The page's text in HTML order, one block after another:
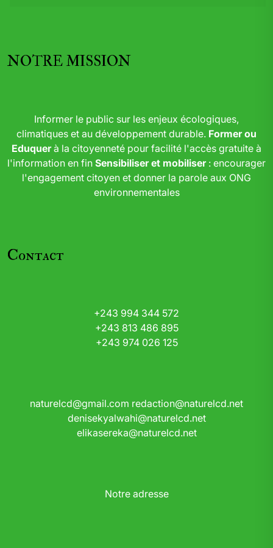
NOTRE MISSION
Informer le public sur les enjeux écologiques,
climatiques et au développement durable. Former ou
Eduquerà la citoyenneté pour facilité l'accès gratuite à
l'information en fin Sensibiliser et mobiliser: encourager
l'engagement citoyen et donner la parole aux ONG
environnementales
Contact
+243 994 344 572
+243 813 486 895
+243 974 026 125
naturelcd@gmail.com redaction@naturelcd.net
denisekyalwahi@naturelcd.net
elikasereka@naturelcd.net
Notre adresse